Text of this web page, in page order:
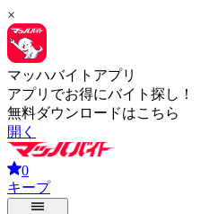
×
マッハバイトアプリ
アプリでお得にバイト探し！
無料ダウンロードはこちら
開く
0
キープ